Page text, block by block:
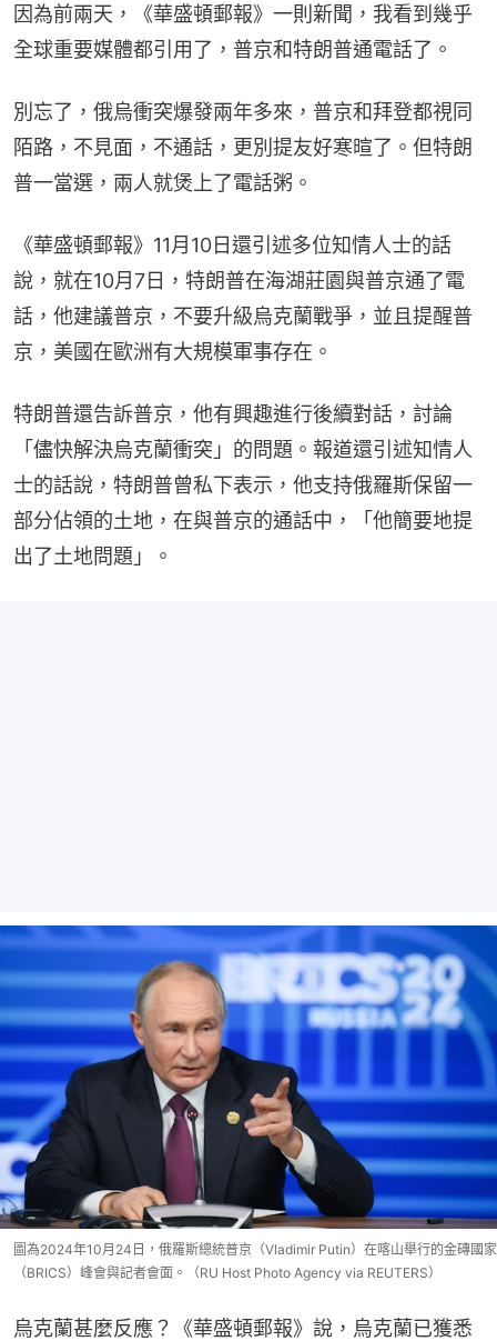
因為前兩天，《華盛頓郵報》一則新聞，我看到幾乎
全球重要媒體都引用了，普京和特朗普通電話了。
別忘了，俄烏衝突爆發兩年多來，普京和拜登都視同
陌路，不見面，不通話，更別提友好寒暄了。但特朗
普一當選，兩人就煲上了電話粥。
《華盛頓郵報》11月10日還引述多位知情人士的話
說，就在10月7日，特朗普在海湖莊園與普京通了電
話，他建議普京，不要升級烏克蘭戰爭，並且提醒普
京，美國在歐洲有大規模軍事存在。
特朗普還告訴普京，他有興趣進行後續對話，討論
「儘快解決烏克蘭衝突」的問題。報道還引述知情人
士的話說，特朗普曾私下表示，他支持俄羅斯保留一
部分佔領的土地，在與普京的通話中，「他簡要地提
出了土地問題」。
圖為2024年10月24日，俄羅斯總統普京（Vladimir Putin）在喀山舉行的金磚國家
（BRICS）峰會與記者會面。（RU Host Photo Agency via REUTERS）
烏克蘭甚麼反應？《華盛頓郵報》說，烏克蘭已獲悉